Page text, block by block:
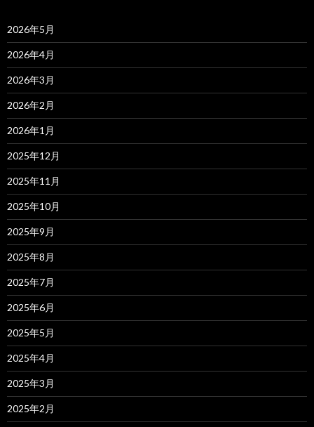
2026年5月
2026年4月
2026年3月
2026年2月
2026年1月
2025年12月
2025年11月
2025年10月
2025年9月
2025年8月
2025年7月
2025年6月
2025年5月
2025年4月
2025年3月
2025年2月